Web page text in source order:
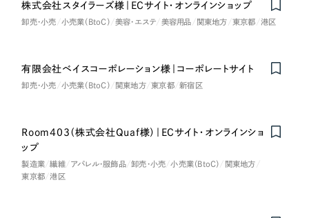
株式会社スタイラーズ様｜ECサイト・オンラインショップ
卸売・小売 小売業（BtoC） 美容・エステ 美容用品 関東地方 東京都 港区
有限会社ベイスコーポレーション様｜コーポレートサイト
卸売・小売 小売業（BtoC） 関東地方 東京都 新宿区
Room403（株式会社Quaf様）｜ECサイト・オンラインショ
ップ
製造業 繊維 アパレル・服飾品 卸売・小売 小売業（BtoC）
関東地方
東京都
港区